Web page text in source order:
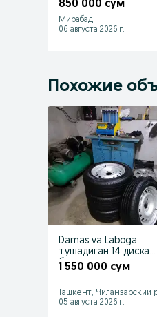
850 000 сум
Мирабад
06 августа 2026 г.
Похожие
Damas va Laboga
тушадиган 14 диска
балон сотилади.
1 550 000 сум
Ташкент, Чиланзарский
05 августа 2026 г.